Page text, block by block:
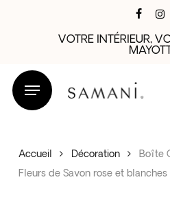
VOTRE INTÉRIEUR,
Accueil Décoration
Boîte
Fleurs de Savon rose et blanches